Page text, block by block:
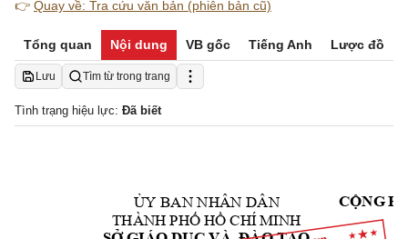
👉 Quay về: Tra cứu văn bản (phiên bản cũ)
Tổng quan Nội dung VB gốc Tiếng Anh Lược đồ
Lưu Tìm từ trong trang
Tình trạng hiệu lực: Đã biết
ỦY BAN NHÂN DÂN
THÀNH PHỐ HỒ CHÍMINH
CỘNG